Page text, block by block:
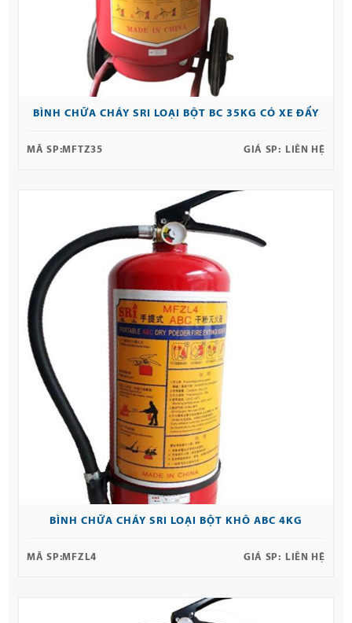
BÌNH CHỮA CHÁY SRI LOẠI BỘT BC 35KG CÓ XE ĐẨY
MÃ SP:MFTZ35 GIÁ SP: LIÊN HỆ
BÌNH CHỮA CHÁY SRI LOẠI BỘT KHÔ ABC 4KG
MÃ SP:MFZL4 GIÁ SP: LIÊN HỆ